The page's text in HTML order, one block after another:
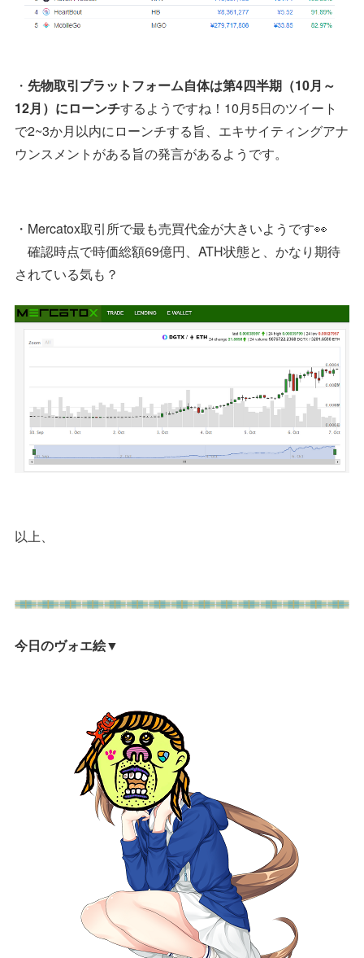
・ 先物取引プラットフォーム自体は第4四半期（10月～
12月）にローンチするようですね！10月5日のツイート
で2~3か月以内にローンチする旨、エキサイティングアナ
ウンスメントがある旨の発言があるようです。
・Mercatox取引所で最も売買代金が大きいようです👀
確認時点で時価総額69億円、ATH状態と、かなり期待
されている気も？
以上、
今日のヴォエ絵▼